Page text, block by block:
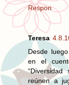
Respon
Teresa
Desde
en el
reúnen a